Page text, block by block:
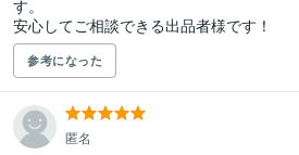
す。
安心してご相談できる出品者様です！
参考になった
匿名